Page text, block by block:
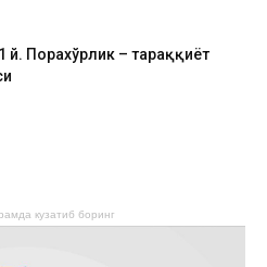
й. Порахўрлик – тараққиёт
кузатиб боринг